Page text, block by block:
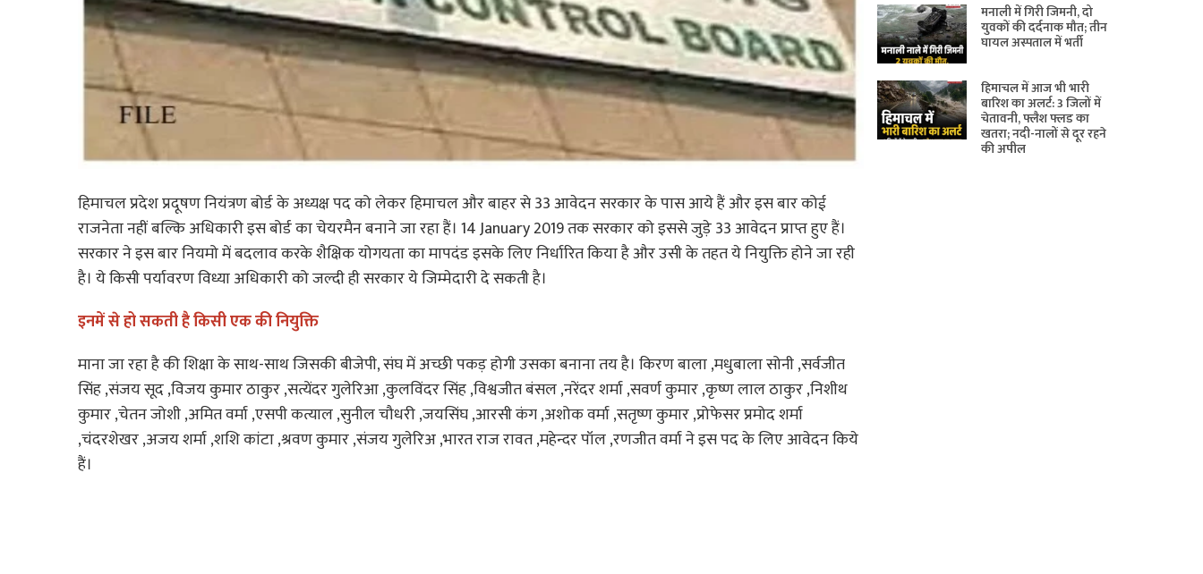
हिमाचल प्रदेश प्रदूषण नियंत्रण बोर्ड के अध्यक्ष पद को लेकर हिमाचल और बाहर से 33 आवेदन सरकार के पास आये हैं और इस बार कोई
राजनेता नहीं बल्कि अधिकारी इस बोर्ड का चेयरमैन बनाने जा रहा हैं। 14 January 2019 तक सरकार को इससे जुड़े 33 आवेदन प्राप्त हुए हैं।
सरकार ने इस बार नियमो में बदलाव करके शैक्षिक योगयता का मापदंड इसके लिए निर्धारित किया है और उसी के तहत ये नियुक्ति होने जा रही
है। ये किसी पर्यावरण विध्या अधिकारी को जल्दी ही सरकार ये जिम्मेदारी दे सकती है।
इनमें से हो सकती है किसी एक की नियुक्ति
माना जा रहा है की शिक्षा के साथ-साथ जिसकी बीजेपी, संघ में अच्छी पकड़ होगी उसका बनाना तय है। किरण बाला ,मधुबाला सोनी ,सर्वजीत
सिंह ,संजय सूद ,विजय कुमार ठाकुर ,सत्येंदर गुलेरिआ ,कुलविंदर सिंह ,विश्वजीत बंसल ,नरेंदर शर्मा ,सवर्ण कुमार ,कृष्ण लाल ठाकुर ,निशीथ
कुमार ,चेतन जोशी ,अमित वर्मा ,एसपी कत्याल ,सुनील चौधरी ,जयसिंघ ,आरसी कंग ,अशोक वर्मा ,सतृष्ण कुमार ,प्रोफेसर प्रमोद शर्मा
,चंदरशेखर ,अजय शर्मा ,शशि कांटा ,श्रवण कुमार ,संजय गुलेरिअ ,भारत राज रावत ,महेन्दर पॉल ,रणजीत वर्मा ने इस पद के लिए आवेदन किये
हैं।
मनाली में गिरी जिमनी, दो
युवकों की दर्दनाक मौत; तीन
घायल अस्पताल में भर्ती
हिमाचल में आज भी भारी
बारिश का अलर्ट: 3 जिलों में
चेतावनी, फ्लैश फ्लड का
खतरा; नदी-नालों से दूर रहने
की अपील